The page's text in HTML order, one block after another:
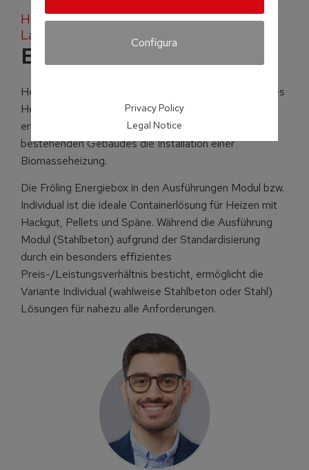
Heizcontainer zur Auslagerung des Heiz- und
Lagerraums
Energiebox
Heizcontainer gewährleisten durch die Auslagerung des
Heiz- und Lagerraums eine Platzersparnis bzw.
erleichtern insbesondere in der Sanierung eines
bestehenden Gebäudes die Installation einer
Biomasseheizung.
Die Fröling Energiebox in den Ausführungen Modul bzw.
Individual ist die ideale Containerlösung für Heizen mit
Hackgut, Pellets und Späne. Während die Ausführung
Modul (Stahlbeton) aufgrund der Standardisierung
durch ein besonders effizientes
Preis-/Leistungsverhältnis besticht, ermöglicht die
Variante Individual (wahlweise Stahlbeton oder Stahl)
Lösungen für nahezu alle Anforderungen.
Configura
Privacy Policy
Legal Notice